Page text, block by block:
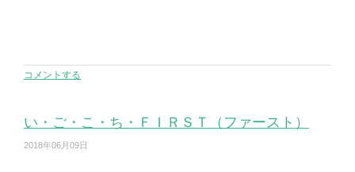
コメントする
い・ご・こ・ち・ＦＩＲＳＴ（ファースト）
2018年06月09日